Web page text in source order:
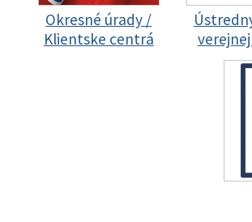
Okresné úrady /
Klientske centrá